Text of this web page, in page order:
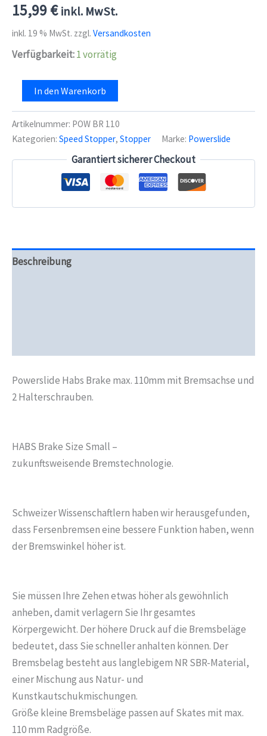
15,99€ inkl. MwSt.
inkl. 19 % MwSt. zzgl. Versandkosten
Verfügbarkeit:1 vorrätig
Powerslide
Brake
max.
110mm
mit
Bremsachse
Halterschrauben
Menge
In den Warenkorb
Artikelnummer: POW BR 110
Kategorien: Speed Stopper, Stopper Marke: Powerslide
Garantiert sicherer Checkout
Beschreibung
Powerslide Habs Brake max. 110mm mit Bremsachse und
2 Halterschrauben.
HABS Brake Size Small –
zukunftsweisende Bremstechnologie.
Schweizer Wissenschaftlern haben wir herausgefunden,
dass Fersenbremsen eine bessere Funktion haben, wenn
der Bremswinkel höher ist.
Sie müssen Ihre Zehen etwas höher als gewöhnlich
anheben, damit verlagern Sie Ihr gesamtes
Körpergewicht. Der höhere Druck auf die Bremsbeläge
bedeutet, dass Sie schneller anhalten können. Der
Bremsbelag besteht aus langlebigem NR SBR-Material,
einer Mischung aus Natur- und
Kunstkautschukmischungen.
Größe kleine Bremsbeläge passen auf Skates mit max.
110 mm Radgröße.